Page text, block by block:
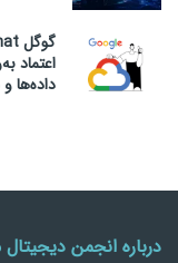
اعتماد
داده‌ها
درباره انجمن دیجیتال